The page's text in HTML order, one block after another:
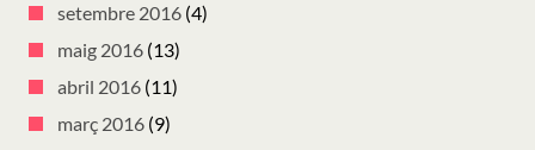
setembre 2016 (4)
maig 2016 (13)
abril 2016 (11)
març 2016 (9)